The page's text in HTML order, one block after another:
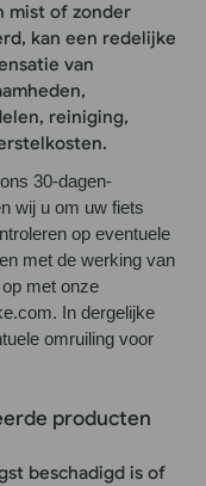
mist of zonder
kan een redelijke
van
reiniging,
30-dagen-
wij u om uw fiets
op eventuele
met de werking van
met onze
In dergelijke
omruiling voor
producten
beschadigd is of